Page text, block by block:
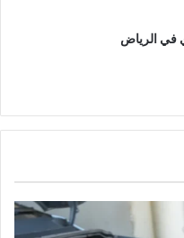
في الرياض